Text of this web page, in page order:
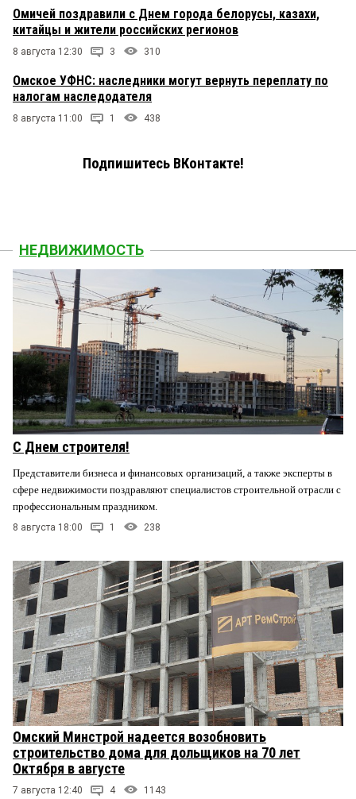
Омичей поздравили с Днем города белорусы, казахи,
китайцы и жители российских регионов
8 августа 12:30 3 310
Омское УФНС: наследники могут вернуть переплату по
налогам наследодателя
8 августа 11:00 1 438
Подпишитесь ВКонтакте!
НЕДВИЖИМОСТЬ
С Днем строителя!
Представители бизнеса и финансовых организаций, а также эксперты в
сфере недвижимости поздравляют специалистов строительной отрасли с
профессиональным праздником.
8 августа 18:00 1 238
Омский Минстрой надеется возобновить
строительство дома для дольщиков на 70 лет
Октября в августе
7 августа 12:40 4 1143